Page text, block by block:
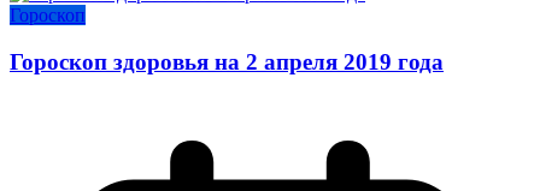
Гороскоп
Гороскоп здоровья на 2 апреля 2019 года